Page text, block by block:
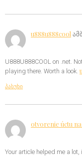
u888u888cool
U888U888COOL on .net.
playing there. Worth a look.
პასუხი
otvorenie úctu
Your article helped me a